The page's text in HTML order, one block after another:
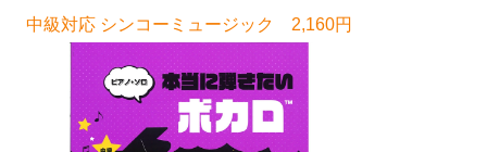
中級対応 シンコーミュージック 2,160円